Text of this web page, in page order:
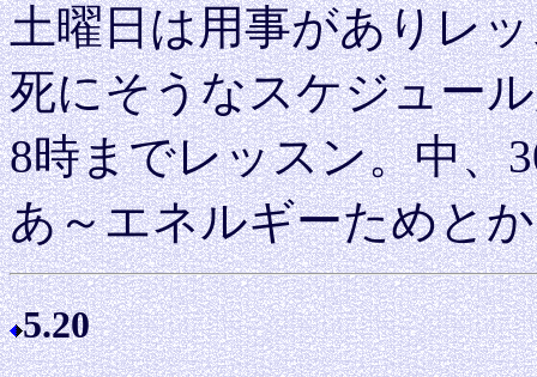
土曜日は用事がありレ
死にそうなスケジュー
8時までレッスン。中、
あ～エネルギーためと
5.20